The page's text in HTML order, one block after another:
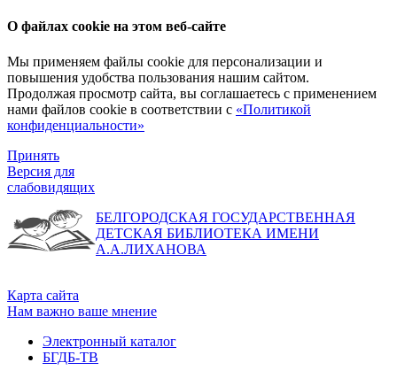
О файлах cookie на этом веб-сайте
Мы применяем файлы cookie для персонализации и
повышения удобства пользования нашим сайтом.
Продолжая просмотр сайта, вы соглашаетесь с применением
нами файлов cookie в соответствии с «Политикой
конфиденциальности»
Принять
Версия для
слабовидящих
БЕЛГОРОДСКАЯ ГОСУДАРСТВЕННАЯ
ДЕТСКАЯ БИБЛИОТЕКА ИМЕНИ
А.А.ЛИХАНОВА
Карта сайта
Нам важно ваше мнение
Электронный каталог
БГДБ-ТВ